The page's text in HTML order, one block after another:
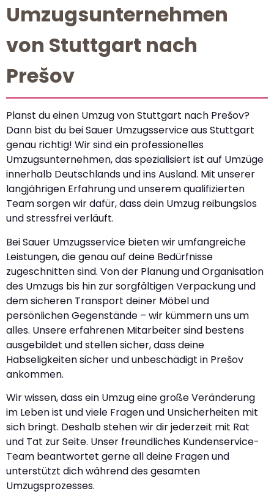
Umzugsunternehmen
von Stuttgart nach
Prešov
Planst du einen Umzug von Stuttgart nach Prešov?
Dann bist du bei Sauer Umzugsservice aus Stuttgart
genau richtig! Wir sind ein professionelles
Umzugsunternehmen, das spezialisiert ist auf Umzüge
innerhalb Deutschlands und ins Ausland. Mit unserer
langjährigen Erfahrung und unserem qualifizierten
Team sorgen wir dafür, dass dein Umzug reibungslos
und stressfrei verläuft.
Bei Sauer Umzugsservice bieten wir umfangreiche
Leistungen, die genau auf deine Bedürfnisse
zugeschnitten sind. Von der Planung und Organisation
des Umzugs bis hin zur sorgfältigen Verpackung und
dem sicheren Transport deiner Möbel und
persönlichen Gegenstände – wir kümmern uns um
alles. Unsere erfahrenen Mitarbeiter sind bestens
ausgebildet und stellen sicher, dass deine
Habseligkeiten sicher und unbeschädigt in Prešov
ankommen.
Wir wissen, dass ein Umzug eine große Veränderung
im Leben ist und viele Fragen und Unsicherheiten mit
sich bringt. Deshalb stehen wir dir jederzeit mit Rat
und Tat zur Seite. Unser freundliches Kundenservice-
Team beantwortet gerne all deine Fragen und
unterstützt dich während des gesamten
Umzugsprozesses.